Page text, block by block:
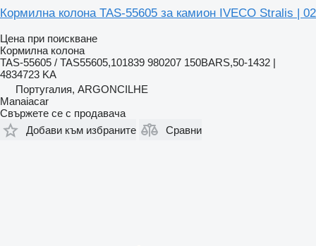
Кормилна колона TAS-55605 за камион IVECO Stralis | 02
Цена при поискване
Кормилна колона
TAS-55605 / TAS55605,101839 980207 150BARS,50-1432 |
4834723 KA
Португалия, ARGONCILHE
Manaiacar
Свържете се с продавача
Добави към избраните
Сравни